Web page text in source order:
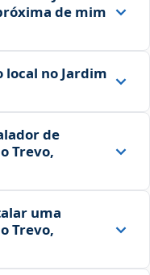
de mim
local no Jardim
de
Trevo,
uma
Trevo,